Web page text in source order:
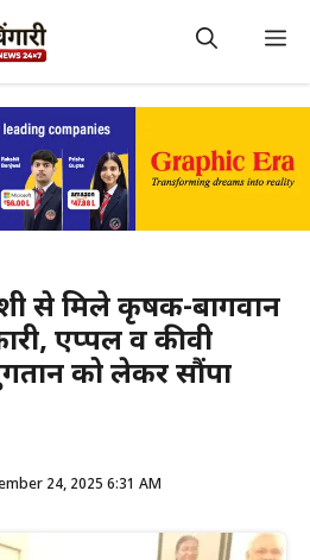
से मिले कृषक-बागवान
एप्पल व कीवी
को लेकर सौंपा
24, 2025 6:31 AM